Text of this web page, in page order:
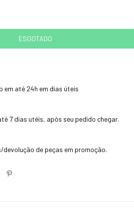
em até 24h em dias úteis
7 dias utéis, após seu pedido chegar.
de peças em promoção.